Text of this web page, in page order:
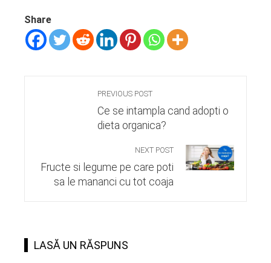
Share
PREVIOUS POST
Ce se intampla cand adopti o
dieta organica?
NEXT POST
Fructe si legume pe care poti
sa le mananci cu tot coaja
LASĂ UN RĂSPUNS